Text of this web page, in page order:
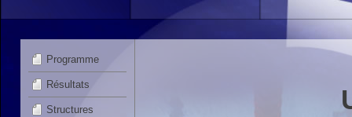
Programme
Résultats
Structures